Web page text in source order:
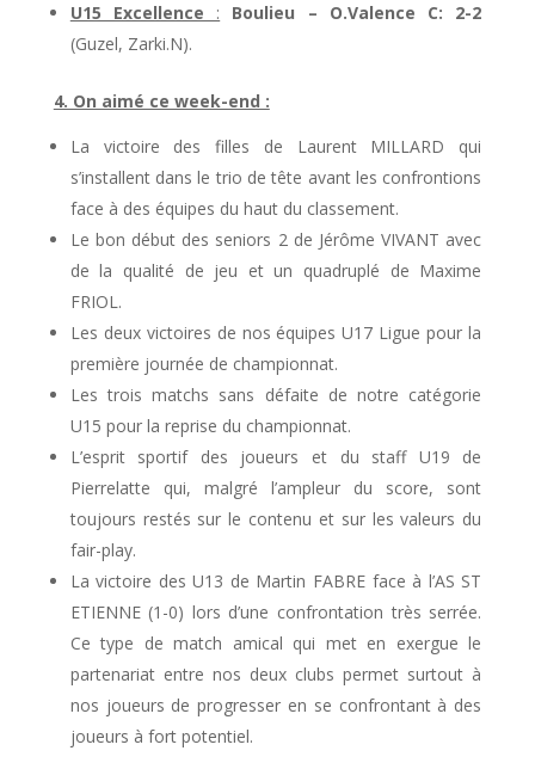
U15 Excellence :
Boulieu – O.Valence C: 2-2
(Guzel, Zarki.N).
4. On aimé ce week-end :
La victoire des filles de Laurent MILLARD qui
s’installent dans le trio de tête avant les confrontions
face à des équipes du haut du classement.
Le bon début des seniors 2 de Jérôme VIVANT avec
de la qualité de jeu et un quadruplé de Maxime
FRIOL.
Les deux victoires de nos équipes U17 Ligue pour la
première journée de championnat.
Les trois matchs sans défaite de notre catégorie
U15 pour la reprise du championnat.
L’esprit sportif des joueurs et du staff U19 de
Pierrelatte qui, malgré l’ampleur du score, sont
toujours restés sur le contenu et sur les valeurs du
fair-play.
La victoire des U13 de Martin FABRE face à l’AS ST
ETIENNE (1-0) lors d’une confrontation très serrée.
Ce type de match amical qui met en exergue le
partenariat entre nos deux clubs permet surtout à
nos joueurs de progresser en se confrontant à des
joueurs à fort potentiel.